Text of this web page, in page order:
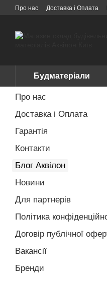
Перейти до основного
Про нас Доставка і Оплата
Будматеріали
Про нас
Доставка і Оплата
Гарантія
Контакти
Блог Аквілон
Новини
Для партнерів
Політика
Договір публічної
Вакансії
Бренди